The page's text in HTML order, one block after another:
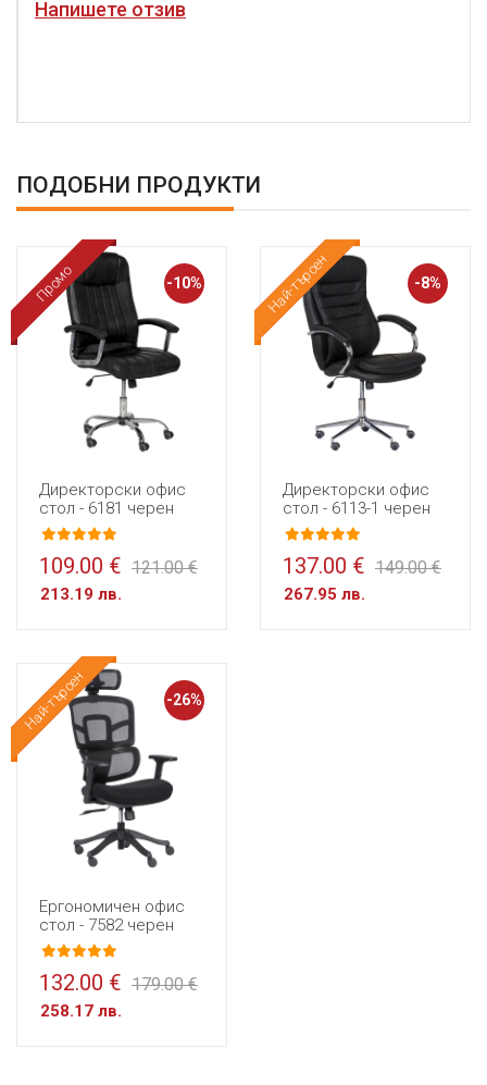
Напишете отзив
ПОДОБНИ ПРОДУКТИ
Промо -10%
Директорски офис
стол - 6181 черен
109.00 € 121.00 €
213.19 лв.
Промо
Най-търсен -8%
Директорски офис
стол - 6113-1 черен
137.00 € 149.00 €
267.95 лв.
Промо
Най-търсен -26%
Ергономичен офис
стол - 7582 черен
132.00 € 179.00 €
258.17 лв.